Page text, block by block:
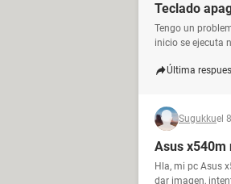
Teclado
Tengo un
inicio se ejecuta
Última
Sugukkuel
Asus x540m
Hla, mi pc Asus
dar imagen,